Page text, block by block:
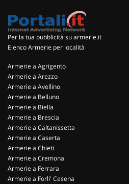
Per la tua pubblicità su armerie.it
Elenco Armerie per località
Armerie a Agrigento
Armerie a Arezzo
Armerie a Avellino
Armerie a Belluno
Armerie a Biella
Armerie a Brescia
Armerie a Caltanissetta
Armerie a Caserta
Armerie a Chieti
Armerie a Cremona
Armerie a Ferrara
Armerie a Forli' Cesena